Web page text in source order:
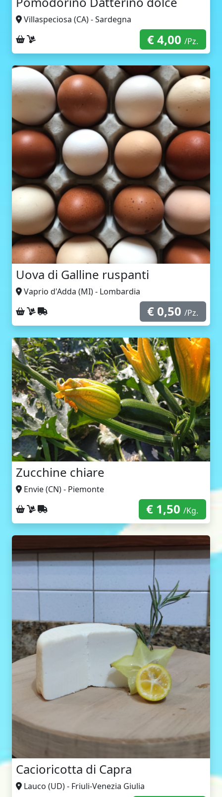
Villaspeciosa (CA) - Sardegna
Ritiro sul posto
Consegna a domicilio € 4,00/Pz.
Uova di Galline ruspanti
Vaprio d'Adda (MI) - Lombardia
Ritiro sul posto
Consegna a domicilio
Spedizione con corriere € 0,50/Pz.
Zucchine chiare
Envie (CN) - Piemonte
Ritiro sul posto
Consegna a domicilio
Spedizione con corriere € 1,50/Kg.
Cacioricotta di Capra
Lauco (UD) - Friuli-Venezia Giulia